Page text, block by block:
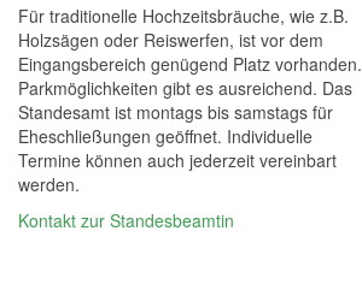
Für traditionelle Hochzeitsbräuche, wie z.B.
Holzsägen oder Reiswerfen, ist vor dem
Eingangsbereich genügend Platz vorhanden.
Parkmöglichkeiten gibt es ausreichend. Das
Standesamt ist montags bis samstags für
Eheschließungen geöffnet. Individuelle
Termine können auch jederzeit vereinbart
werden.
Kontakt zur Standesbeamtin